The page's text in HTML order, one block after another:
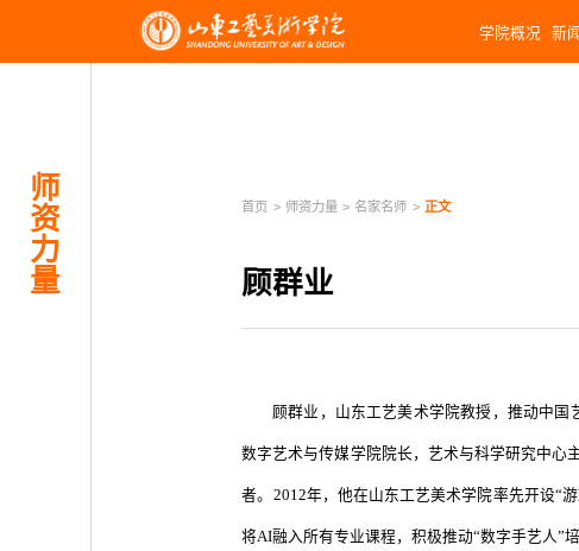
学院概况 新
师
资
力
量
首页 > 师资力量 > 名家名师 > 正文
顾群业
顾群业，山东工艺美术学院教授，推动中国
数字艺术与传媒学院院长，艺术与科学研究中心
者。2012年，他在山东工艺美术学院率先开设“
将AI融入所有专业课程，积极推动“数字手艺人”培